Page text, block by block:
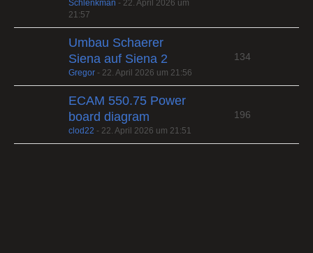
Schlenkman - 22. April 2026 um
21:57
Umbau Schaerer
Siena auf Siena 2
Gregor - 22. April 2026 um 21:56
134
ECAM 550.75 Power
board diagram
clod22 - 22. April 2026 um 21:51
196